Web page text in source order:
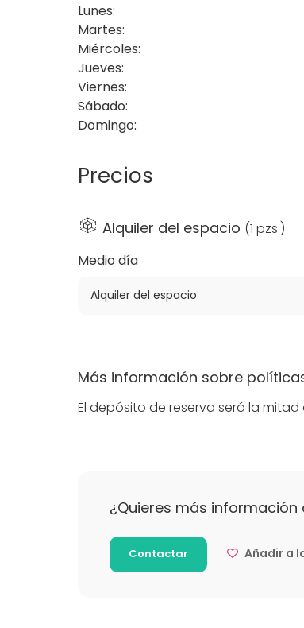
¡Contáctanos!
Lunes:
Martes:
Miércoles:
Jueves:
Viernes:
Sábado:
Domingo:
Precios
Alquiler del espacio (1 pzs.)
Medio día
Alquiler del espacio
Más información sobre
El depósito de reserva será la
¿Quieres más
Contactar Añadir a